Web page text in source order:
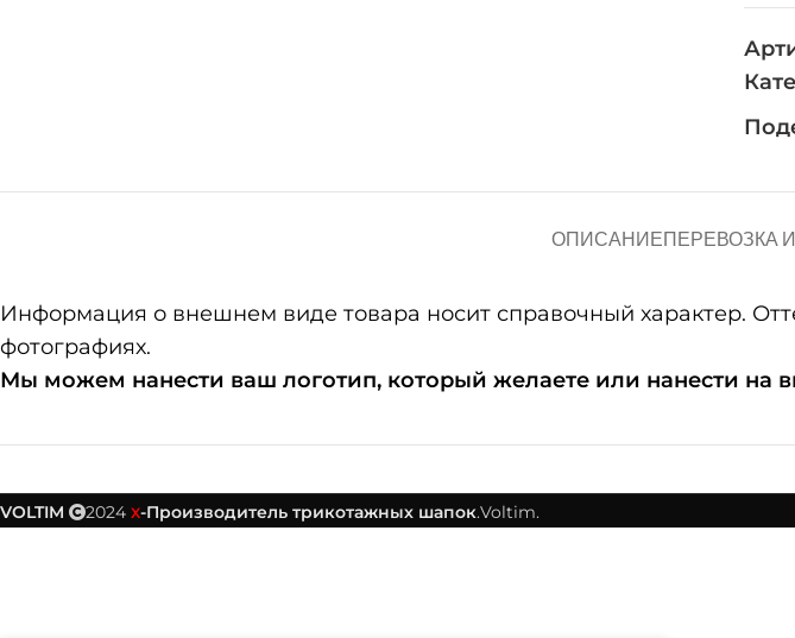
ОПИСАНИЕПЕРЕВОЗКА
Информация о внешнем виде товара носит справочный характер.
фотографиях.
Мы можем нанести ваш логотип, который желаете или нанести на
VOLTIM 2024 X-Производитель трикотажных шапок.Voltim.